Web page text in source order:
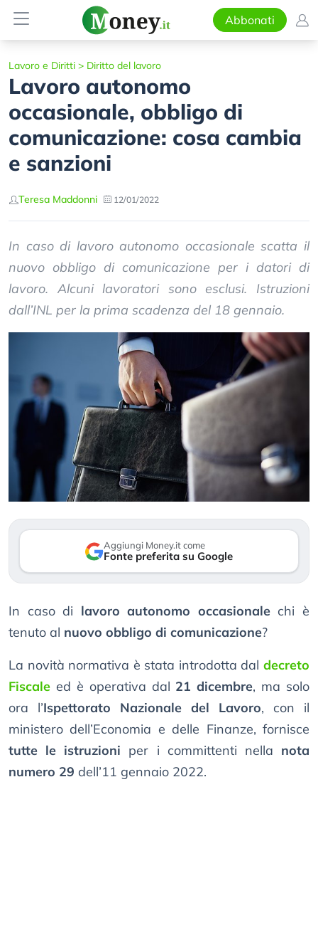
Abbonati
Lavoro e Diritti > Diritto del lavoro
Lavoro autonomo
occasionale, obbligo di
comunicazione: cosa cambia
e sanzioni
Teresa Maddonni 12/01/2022
In caso di lavoro autonomo occasionale scatta il
nuovo obbligo di comunicazione per i datori di
lavoro. Alcuni lavoratori sono esclusi. Istruzioni
dall’INL per la prima scadenza del 18 gennaio.
Aggiungi Money.it come
Fonte preferita su Google
In caso di lavoro autonomo occasionalechi è
tenuto al nuovo obbligo di comunicazione?
La novità normativa è stata introdotta dal decreto
Fiscale ed è operativa dal 21 dicembre, ma solo
ora l’Ispettorato Nazionale del Lavoro, con il
ministero dell’Economia e delle Finanze, fornisce
tutte le istruzioni per i committenti nella nota
numero 29 dell’11 gennaio 2022.